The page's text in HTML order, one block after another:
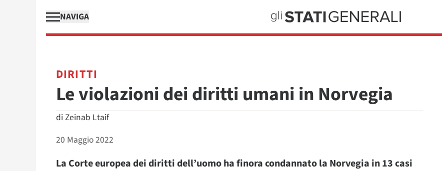
NAVIGA
DIRITTI
Le violazioni dei diritti umani in Norvegia
di Zeinab Ltaif
20 Maggio 2022
La Corte europea dei diritti dell’uomo ha finora condannato la Norvegia in 13 casi